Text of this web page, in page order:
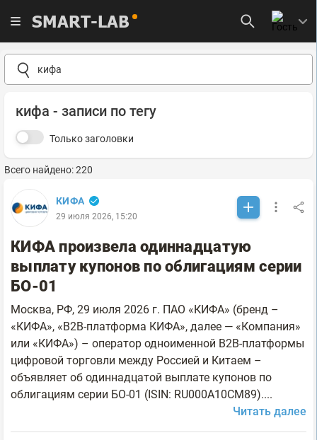
SMART-LAB
кифа - записи по тегу
Только заголовки
Всего найдено: 220
КИФА
29 июля 2026, 15:20
КИФА произвела одиннадцатую
выплату купонов по облигациям серии
БО-01
Москва, РФ, 29 июля 2026 г. ПАО «КИФА» (бренд –
«КИФА», «B2B-платформа КИФА», далее — «Компания»
или «КИФА») – оператор одноименной B2B-платформы
цифровой торговли между Россией и Китаем –
объявляет об одиннадцатой выплате купонов по
облигациям серии БО-01 (ISIN: RU000A10CM89)....
Читать далее